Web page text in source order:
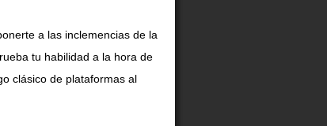
a las inclemencias de la
tu habilidad a la hora de
clásico de plataformas al